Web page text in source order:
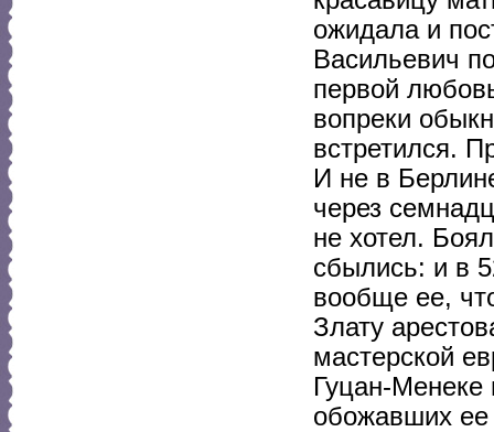
ожидала и
Васильевич
первой
вопреки
встретился.
И не в
через
не хотел.
сбылись: и в
вообще ее,
Злату
мастерской
Гуцан-Менеке
обожавших ее